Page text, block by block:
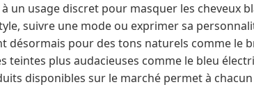
un usage discret pour masquer les cheveux
suivre une mode ou exprimer sa
désormais pour des tons naturels comme le
teintes plus audacieuses comme le bleu
disponibles sur le marché permet à